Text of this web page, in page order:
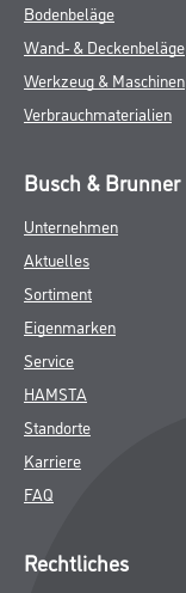
Bodenbeläge
Wand- & Deckenbeläge
Werkzeug & Maschinen
Verbrauchmaterialien
Busch & Brunner
Unternehmen
Aktuelles
Sortiment
Eigenmarken
Service
HAMSTA
Standorte
Karriere
FAQ
Rechtliches